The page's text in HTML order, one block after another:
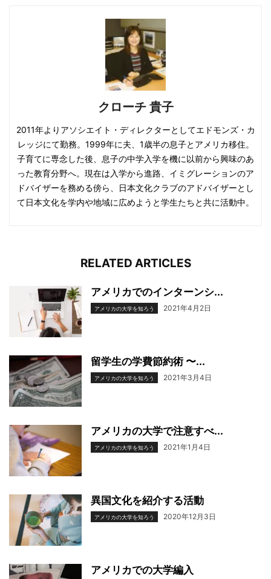
クローチ 貴子
2011年よりアソシエイト・ディレクターとしてエドモンズ・カ
レッジにて勤務。1999年に夫、1歳半の息子とアメリカ移住。
子育てに専念した後、息子の中学入学を機に以前から興味のあ
った教育分野へ。現在は入学から進路、イミグレーションのア
ドバイザーを務める傍ら、日本文化クラブのアドバイザーとし
て日本文化を学内や地域に広めようと学生たちと共に活動中。
RELATED ARTICLES
アメリカでのインターンシ...
アメリカの大学を知ろう 2021年4月2日
留学生の学費節約術 〜...
アメリカの大学を知ろう 2021年3月4日
アメリカの大学で注意すべ...
アメリカの大学を知ろう 2021年1月4日
異国文化を紹介する活動
アメリカの大学を知ろう 2020年12月3日
アメリカでの大学編入